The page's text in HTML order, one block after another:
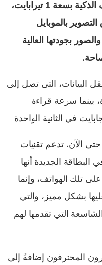
للكاميرات والهواتف الذكية بسعة 1 تيرابايت،
بالموبايل
بجودتها العالية
.
البيانات، التي تصل إلى
بينما سرعة قراءة
.
الآن، تدعم تقنيات
البطاقة الجديدة أنها
تلك الهواتف، وإنما
بشكل مميز، والتي
التي تقدمها لهم
المحترفون إضافةً إلى